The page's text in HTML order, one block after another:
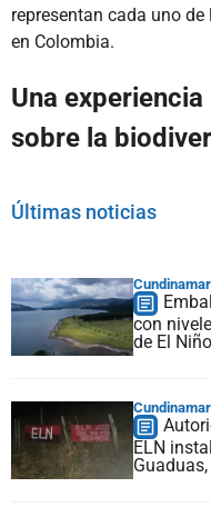
representan cada uno
en Colombia.
Una
sobre la
Últimas noticias
con
de El Niño
ELN